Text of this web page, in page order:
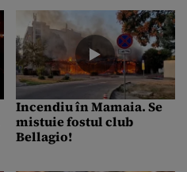
„România same Africa.
No acces”
Incendiu în Mamaia. Se
mistuie fostul club
Bellagio!